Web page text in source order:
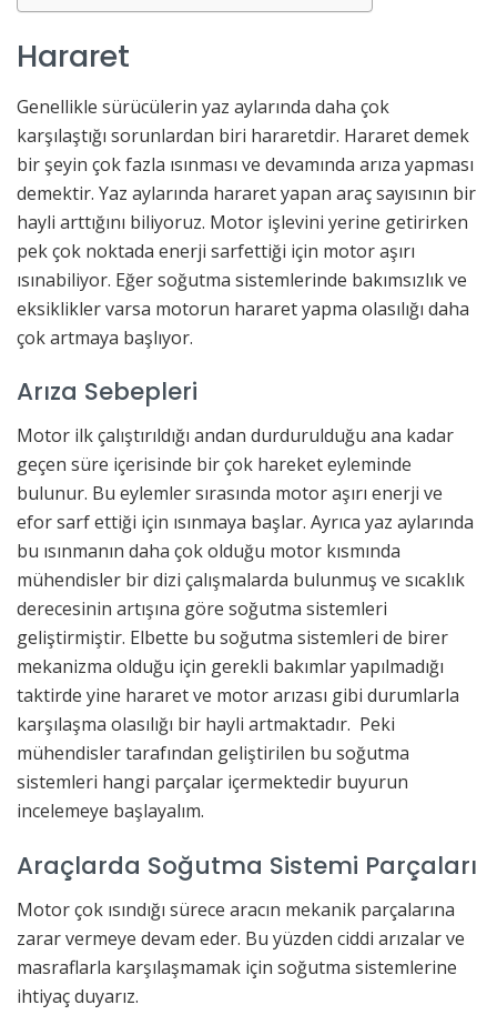
Hararet
Genellikle sürücülerin yaz aylarında daha çok
karşılaştığı sorunlardan biri hararetdir. Hararet demek
bir şeyin çok fazla ısınması ve devamında arıza yapması
demektir. Yaz aylarında hararet yapan araç sayısının bir
hayli arttığını biliyoruz. Motor işlevini yerine getirirken
pek çok noktada enerji sarfettiği için motor aşırı
ısınabiliyor. Eğer soğutma sistemlerinde bakımsızlık ve
eksiklikler varsa motorun hararet yapma olasılığı daha
çok artmaya başlıyor.
Arıza Sebepleri
Motor ilk çalıştırıldığı andan durdurulduğu ana kadar
geçen süre içerisinde bir çok hareket eyleminde
bulunur. Bu eylemler sırasında motor aşırı enerji ve
efor sarf ettiği için ısınmaya başlar. Ayrıca yaz aylarında
bu ısınmanın daha çok olduğu motor kısmında
mühendisler bir dizi çalışmalarda bulunmuş ve sıcaklık
derecesinin artışına göre soğutma sistemleri
geliştirmiştir. Elbette bu soğutma sistemleri de birer
mekanizma olduğu için gerekli bakımlar yapılmadığı
taktirde yine hararet ve motor arızası gibi durumlarla
karşılaşma olasılığı bir hayli artmaktadır. Peki
mühendisler tarafından geliştirilen bu soğutma
sistemleri hangi parçalar içermektedir buyurun
incelemeye başlayalım.
Araçlarda Soğutma Sistemi Parçaları
Motor çok ısındığı sürece aracın mekanik parçalarına
zarar vermeye devam eder. Bu yüzden ciddi arızalar ve
masraflarla karşılaşmamak için soğutma sistemlerine
ihtiyaç duyarız.